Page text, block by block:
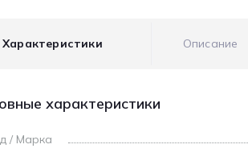
Характеристики Описание
характеристики
/ Марка